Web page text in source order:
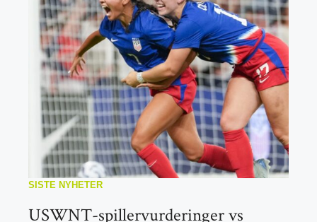
SISTE NYHETER
USWNT-spillervurderinger vs